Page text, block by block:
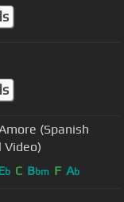
(Spanish
Video)
b C Bbm F Ab